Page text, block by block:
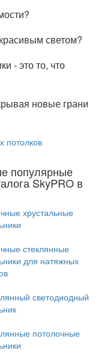
светом?
- это то, что
новые грани
популярные
SkyPRO в